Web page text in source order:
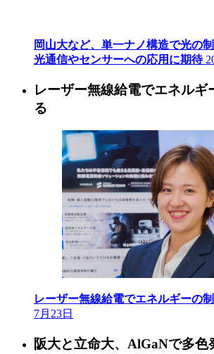
岡山大など、単一ナノ構造で光の
光通信やセンサーへの応用に期待
レーザー無線給電でエネルギ
る
レーザー無線給電でエネルギーの
7月23日
阪大と立命大、AlGaNで多